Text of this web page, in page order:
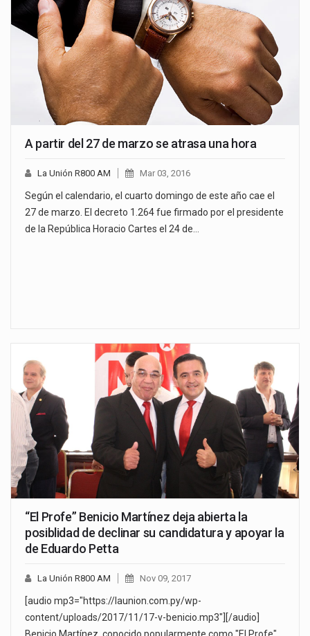
A partir del 27 de marzo se atrasa una hora
La Unión R800 AM Mar 03, 2016
Según el calendario, el cuarto domingo de este año cae el
27 de marzo. El decreto 1.264 fue firmado por el presidente
de la República Horacio Cartes el 24 de…
“El Profe” Benicio Martínez deja abierta la
posiblidad de declinar su candidatura y apoyar la
de Eduardo Petta
La Unión R800 AM Nov 09, 2017
[audio mp3="https://launion.com.py/wp-
content/uploads/2017/11/17-v-benicio.mp3"][/audio]